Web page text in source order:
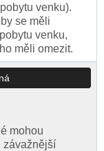
venku).
se měli
venku,
měli omezit.
mohou
závažnější